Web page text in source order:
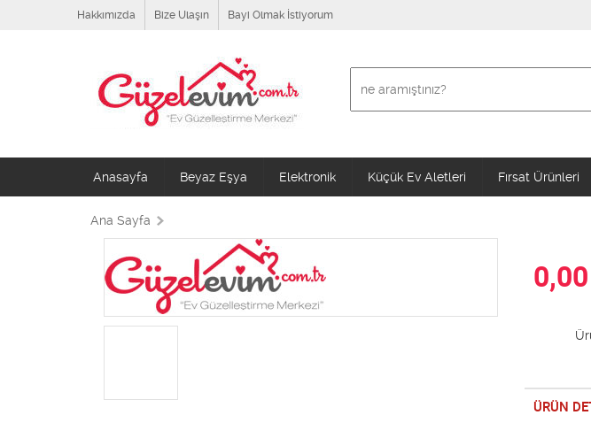
Hakkımızda Bize Ulaşın Bayi Olmak İstiyorum
Anasayfa Beyaz Eşya Elektronik Küçük Ev Aletleri Fırsat Ürünleri
Ana Sayfa
0,00
ÜRÜN